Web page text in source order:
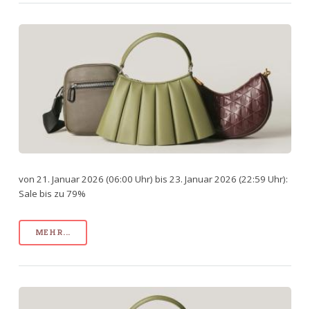
von 21. Januar 2026 (06:00 Uhr) bis 23. Januar 2026 (22:59 Uhr):
Sale bis zu 79%
MEHR...